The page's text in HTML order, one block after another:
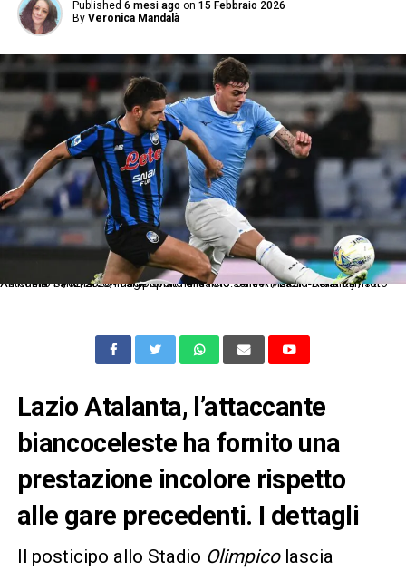
Published 6 mesi ago on 15 Febbraio 2026
By Veronica Mandalà
As Roma 14/02/2026 - campionato di calcio serie A / Lazio-Atalanta / foto Antonello Sammarco/Image Sport nella foto: Daniel Maldini-Berat Dijmsiti
Lazio Atalanta, l’attaccante
biancoceleste ha fornito una
prestazione incolore rispetto
alle gare precedenti. I dettagli
Il posticipo allo Stadio Olimpico lascia